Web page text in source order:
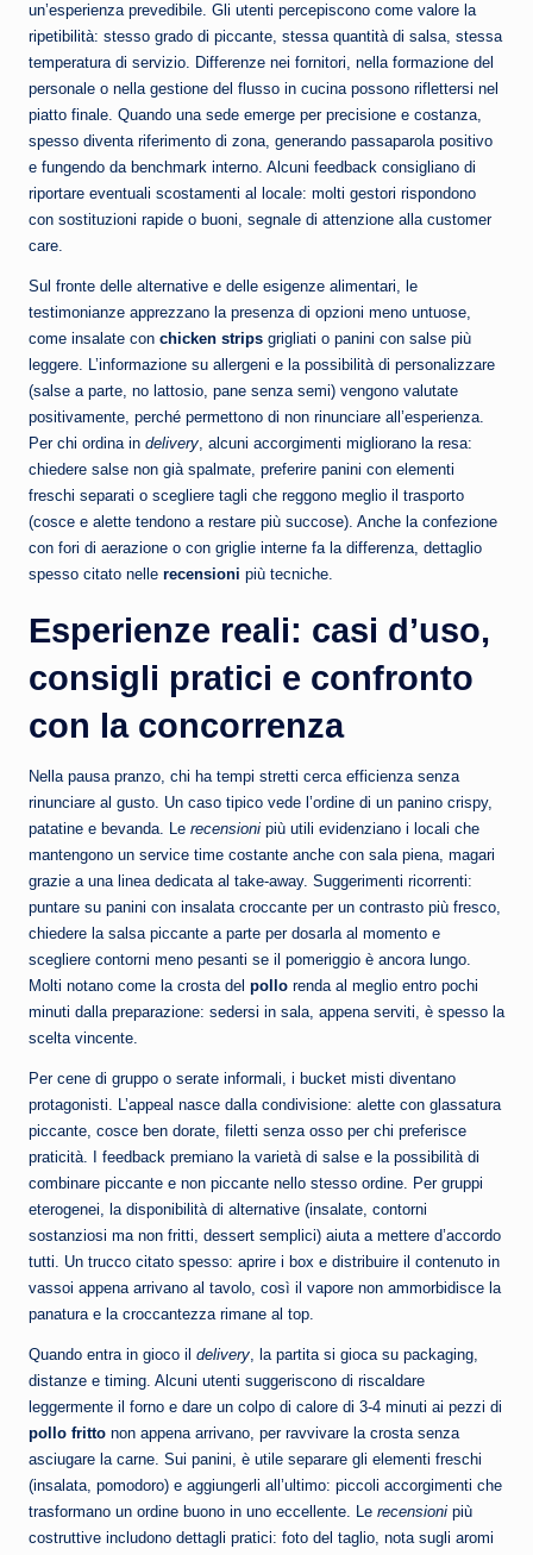
un’esperienza prevedibile. Gli utenti percepiscono come valore la
ripetibilità: stesso grado di piccante, stessa quantità di salsa, stessa
temperatura di servizio. Differenze nei fornitori, nella formazione del
personale o nella gestione del flusso in cucina possono riflettersi nel
piatto finale. Quando una sede emerge per precisione e costanza,
spesso diventa riferimento di zona, generando passaparola positivo
e fungendo da benchmark interno. Alcuni feedback consigliano di
riportare eventuali scostamenti al locale: molti gestori rispondono
con sostituzioni rapide o buoni, segnale di attenzione alla customer
care.
Sul fronte delle alternative e delle esigenze alimentari, le
testimonianze apprezzano la presenza di opzioni meno untuose,
come insalate con chicken strips grigliati o panini con salse più
leggere. L’informazione su allergeni e la possibilità di personalizzare
(salse a parte, no lattosio, pane senza semi) vengono valutate
positivamente, perché permettono di non rinunciare all’esperienza.
Per chi ordina in delivery, alcuni accorgimenti migliorano la resa:
chiedere salse non già spalmate, preferire panini con elementi
freschi separati o scegliere tagli che reggono meglio il trasporto
(cosce e alette tendono a restare più succose). Anche la confezione
con fori di aerazione o con griglie interne fa la differenza, dettaglio
spesso citato nelle recensioni più tecniche.
Esperienze reali: casi d’uso,
consigli pratici e confronto
con la concorrenza
Nella pausa pranzo, chi ha tempi stretti cerca efficienza senza
rinunciare al gusto. Un caso tipico vede l’ordine di un panino crispy,
patatine e bevanda. Le recensioni più utili evidenziano i locali che
mantengono un service time costante anche con sala piena, magari
grazie a una linea dedicata al take-away. Suggerimenti ricorrenti:
puntare su panini con insalata croccante per un contrasto più fresco,
chiedere la salsa piccante a parte per dosarla al momento e
scegliere contorni meno pesanti se il pomeriggio è ancora lungo.
Molti notano come la crosta del pollo renda al meglio entro pochi
minuti dalla preparazione: sedersi in sala, appena serviti, è spesso la
scelta vincente.
Per cene di gruppo o serate informali, i bucket misti diventano
protagonisti. L’appeal nasce dalla condivisione: alette con glassatura
piccante, cosce ben dorate, filetti senza osso per chi preferisce
praticità. I feedback premiano la varietà di salse e la possibilità di
combinare piccante e non piccante nello stesso ordine. Per gruppi
eterogenei, la disponibilità di alternative (insalate, contorni
sostanziosi ma non fritti, dessert semplici) aiuta a mettere d’accordo
tutti. Un trucco citato spesso: aprire i box e distribuire il contenuto in
vassoi appena arrivano al tavolo, così il vapore non ammorbidisce la
panatura e la croccantezza rimane al top.
Quando entra in gioco il delivery, la partita si gioca su packaging,
distanze e timing. Alcuni utenti suggeriscono di riscaldare
leggermente il forno e dare un colpo di calore di 3-4 minuti ai pezzi di
pollo fritto non appena arrivano, per ravvivare la crosta senza
asciugare la carne. Sui panini, è utile separare gli elementi freschi
(insalata, pomodoro) e aggiungerli all’ultimo: piccoli accorgimenti che
trasformano un ordine buono in uno eccellente. Le recensioni più
costruttive includono dettagli pratici: foto del taglio, nota sugli aromi